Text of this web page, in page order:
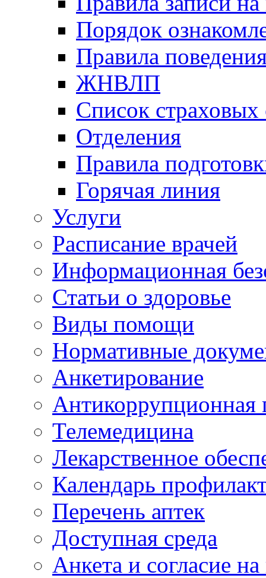
Порядок
Правила
ЖНВЛП
Список страховых
Отделения
Правила
Горячая линия
Услуги
Расписание врачей
Информационная
Статьи о здоровье
Виды помощи
Нормативные
Анкетирование
Антикоррупционная
Телемедицина
Лекарственное
Календарь
Перечень аптек
Доступная среда
Анкета и согласие